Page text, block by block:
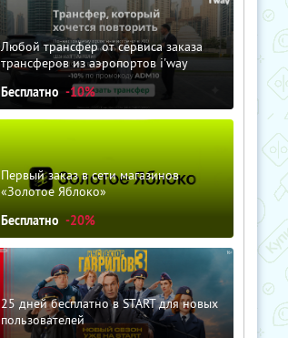
Любой трансфер от сервиса заказа
трансферов из аэропортов i'way
Бесплатно -10%
Первый заказ в сети магазинов
«Золотое Яблоко»
Бесплатно -20%
25 дней бесплатно в START для новых
пользователей